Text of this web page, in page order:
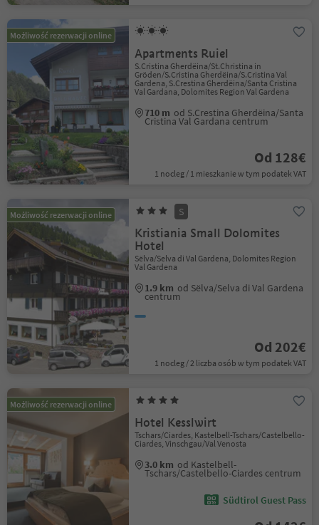
Możliwość rezerwacji online
Apartments Ruiel
S.Cristina Gherdëina/St.Christina in
Gröden/S.Cristina Gherdëina/S.Cristina Val
Gardena, S.Crestina Gherdëina/Santa Cristina
Val Gardana, Dolomites Region Val Gardena
710 m od S.Crestina Gherdëina/Santa
Cristina Val Gardana centrum
Od 128€
1 nocleg / 1 mieszkanie w tym podatek VAT
Możliwość rezerwacji online S
Kristiania Small Dolomites
Hotel
Sëlva/Selva di Val Gardena, Dolomites Region
Val Gardena
1.9 km od Sëlva/Selva di Val Gardena
centrum
Od 202€
1 nocleg / 2 liczba osób w tym podatek VAT
Możliwość rezerwacji online
Hotel Kesslwirt
Tschars/Ciardes, Kastelbell-Tschars/Castelbello-
Ciardes, Vinschgau/Val Venosta
3.0 km od Kastelbell-
Tschars/Castelbello-Ciardes centrum
Südtirol Guest Pass